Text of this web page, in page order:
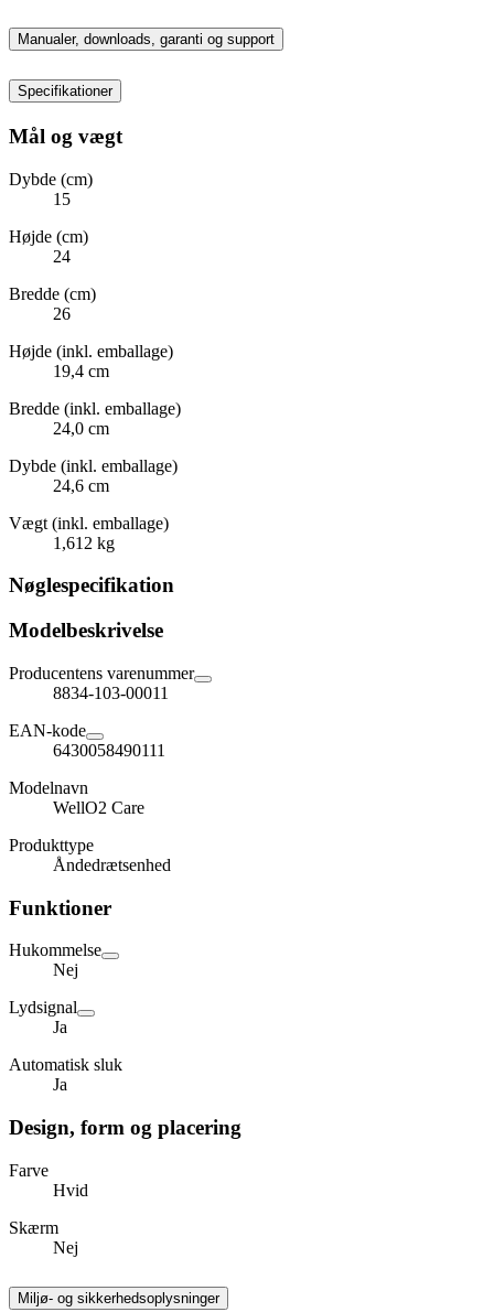
Manualer, downloads, garanti og support
Specifikationer
Mål og vægt
Dybde (cm)
15
Højde (cm)
24
Bredde (cm)
26
Højde (inkl. emballage)
19,4 cm
Bredde (inkl. emballage)
24,0 cm
Dybde (inkl. emballage)
24,6 cm
Vægt (inkl. emballage)
1,612 kg
Nøglespecifikation
Modelbeskrivelse
Producentens varenummer
8834-103-00011
EAN-kode
6430058490111
Modelnavn
WellO2 Care
Produkttype
Åndedrætsenhed
Funktioner
Hukommelse
Nej
Lydsignal
Ja
Automatisk sluk
Ja
Design, form og placering
Farve
Hvid
Skærm
Nej
Miljø- og sikkerhedsoplysninger